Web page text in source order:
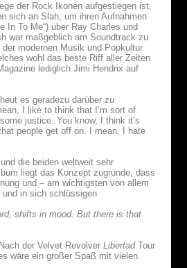
der Rock Ikonen aufgestiegen ist,
sich an Slah, um ihren Aufnahmen
In To Me“) über Ray Charles und
war maßgeblich am Soundtrack zu
modernen Musik und Popkultur
wohl das beste Riff aller Zeiten
lediglich Jimi Hendrix auf
es geradezu darüber zu
I like to think that I’m sort of
justice. You know, I think it’s
people get off on. I mean, I hate
die beiden weltweit sehr
liegt das Konzept zugrunde, dass
und – am wichtigsten von allem
in sich schlüssigen
shifts in mood. But there is that
der Velvet Revolver Libertad Tour
wäre ein großer Spaß mit vielen